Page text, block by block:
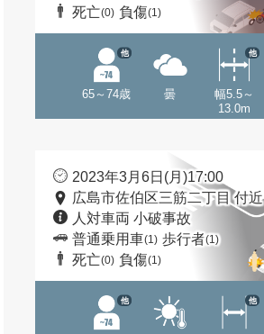
死亡(0) 負傷(1)
65～74歳
他
曇
幅5.5～
13.0m
他
2023年3月6日(月)17:00
広島市佐伯区三筋二丁目 付近
人対車両 小破事故
普通乗用車(1) 歩行者(1)
死亡(0) 負傷(1)
他 他